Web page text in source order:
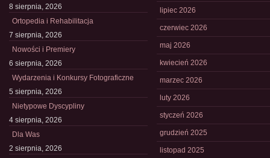
8 sierpnia, 2026
Ortopedia i Rehabilitacja
7 sierpnia, 2026
Nowości i Premiery
6 sierpnia, 2026
Wydarzenia i Konkursy Fotograficzne
5 sierpnia, 2026
Nietypowe Dyscypliny
4 sierpnia, 2026
Dla Was
2 sierpnia, 2026
lipiec 2026
czerwiec 2026
maj 2026
kwiecień 2026
marzec 2026
luty 2026
styczeń 2026
grudzień 2025
listopad 2025